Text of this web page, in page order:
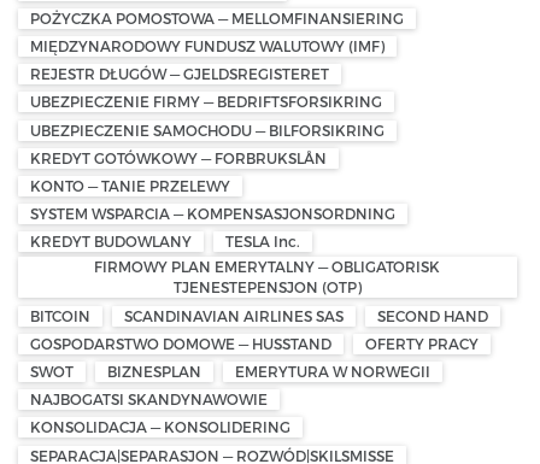
POŻYCZKA POMOSTOWA — MELLOMFINANSIERING
MIĘDZYNARODOWY FUNDUSZ WALUTOWY (IMF)
REJESTR DŁUGÓW — GJELDSREGISTERET
UBEZPIECZENIE FIRMY — BEDRIFTSFORSIKRING
UBEZPIECZENIE SAMOCHODU — BILFORSIKRING
KREDYT GOTÓWKOWY — FORBRUKSLÅN
KONTO — TANIE PRZELEWY
SYSTEM WSPARCIA — KOMPENSASJONSORDNING
KREDYT BUDOWLANY
TESLA Inc.
FIRMOWY PLAN EMERYTALNY — OBLIGATORISK
TJENESTEPENSJON (OTP)
BITCOIN
SCANDINAVIAN AIRLINES SAS
SECOND HAND
GOSPODARSTWO DOMOWE — HUSSTAND
OFERTY PRACY
SWOT
BIZNESPLAN
EMERYTURA W NORWEGII
NAJBOGATSI SKANDYNAWOWIE
KONSOLIDACJA — KONSOLIDERING
SEPARACJA|SEPARASJON — ROZWÓD|SKILSMISSE